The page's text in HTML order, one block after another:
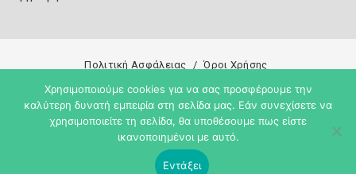
Πολιτική Ασφάλειας Όροι Χρήσης
Copyright 2026 Knowledge A.E.
Χρησιμοποιούμε cookies για να σας προσφέρουμε την
καλύτερη δυνατή εμπειρία στη σελίδα μας. Εάν συνεχίσετε να
χρησιμοποιείτε τη σελίδα, θα υποθέσουμε πως είστε
ικανοποιημένοι με αυτό.
Εντάξει